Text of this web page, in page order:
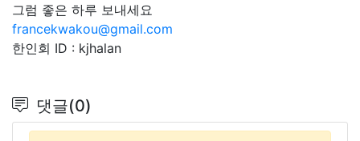
그럼 좋은 하루 보내세요
francekwakou@gmail.com
한인회 ID : kjhalan
댓글(0)